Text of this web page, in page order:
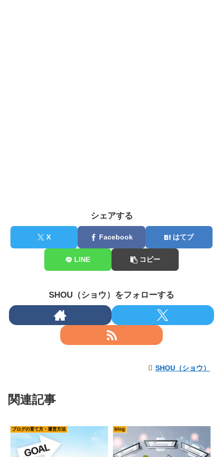
シェアする
X Facebook はてブ
LINE コピー
SHOU（ショウ）をフォローする
SHOU（ショウ）
関連記事
ブログの育て方・運営方法 blog